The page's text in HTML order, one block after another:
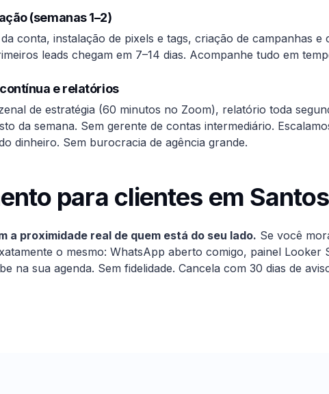
(semanas 1–2)
conta, instalação de pixels e tags, criação de campanhas e
leads chegam em 7–14 dias. Acompanhe tudo em
e relatórios
de estratégia (60 minutos no Zoom), relatório toda
da semana. Sem gerente de contas intermediário.
dinheiro. Sem burocracia de agência grande.
para clientes em Santos
a proximidade real de quem está do seu lado. Se você
o mesmo: WhatsApp aberto comigo, painel
na sua agenda. Sem fidelidade. Cancela com 30 dias de